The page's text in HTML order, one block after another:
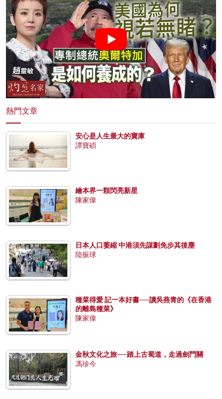
熱門文章
安心是人生最大的寶庫
譚寶碩
繪本界一顆閃亮新星
陳家偉
日本人口萎縮 中港須先謀劃免步其後塵
陸振球
種菜得愛 記一本好書──讀吳燕青的《在香港
的離島種菜》
陳家偉
金秋文化之旅──踏上古蜀道，走過劍門關
馮珍今